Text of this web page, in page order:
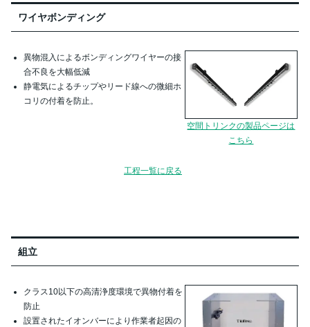
ワイヤボンディング
異物混入によるボンディングワイヤーの接
合不良を大幅低減
静電気によるチップやリード線への微細ホ
コリの付着を防止。
空間トリンクの製品ページは
こちら
工程一覧に戻る
組立
クラス10以下の高清浄度環境で異物付着を
防止
設置されたイオンバーにより作業者起因の